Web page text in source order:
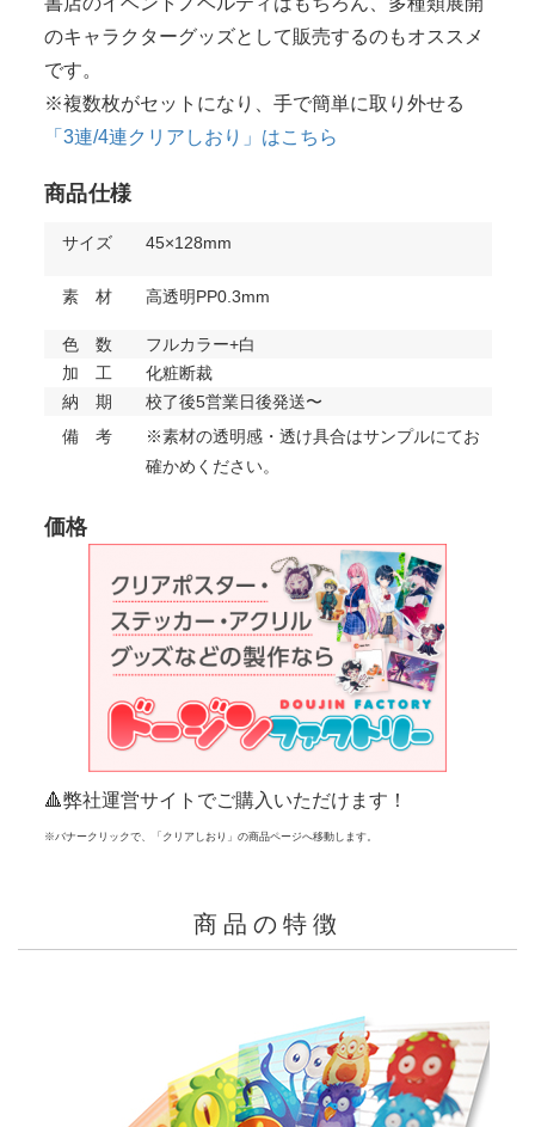
のキャラクターグッズとして販売するのもオススメ
です。
※複数枚がセットになり、手で簡単に取り外せる
「3連/4連クリアしおり」はこちら
商品仕様
サイズ 45×128mm
素 材 高透明PP0.3mm
色 数
フルカラー+白
加 工
化粧断裁
納 期
校了後5営業日後発送〜
備 考
※素材の透明感・透け具合はサンプルにてお
確かめください。
価格
🔺弊社運営サイトでご購入いただけます！
※バナークリックで、「クリアしおり」の商品ページへ移動します。
商品の特徴